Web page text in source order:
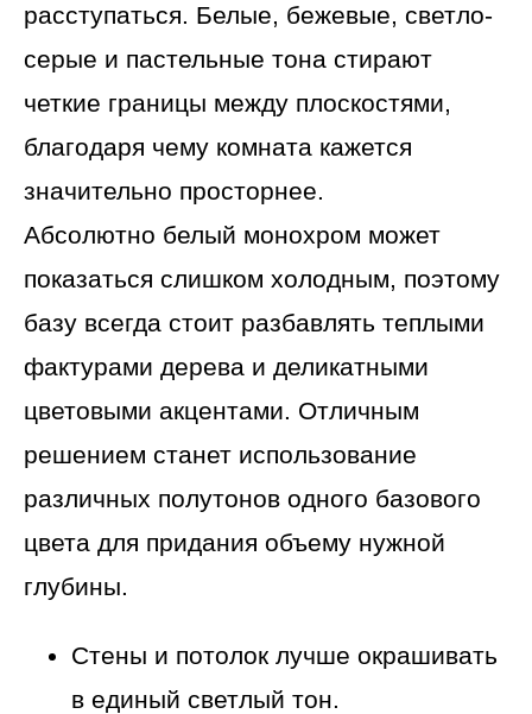
расступаться. Белые, бежевые, светло-
серые и пастельные тона стирают
четкие границы между плоскостями,
благодаря чему комната кажется
значительно просторнее.
Абсолютно белый монохром может
показаться слишком холодным, поэтому
базу всегда стоит разбавлять теплыми
фактурами дерева и деликатными
цветовыми акцентами. Отличным
решением станет использование
различных полутонов одного базового
цвета для придания объему нужной
глубины.
Стены и потолок лучше окрашивать
в единый светлый тон.